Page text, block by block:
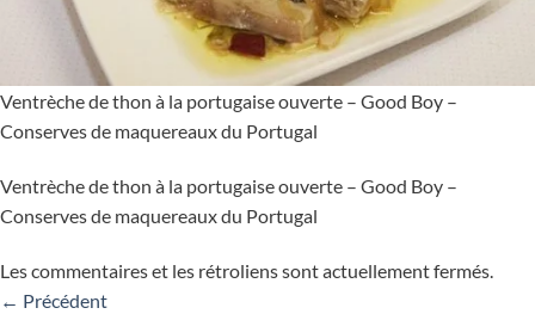
Ventrèche de thon à la portugaise ouverte – Good Boy –
Conserves de maquereaux du Portugal
Ventrèche de thon à la portugaise ouverte – Good Boy –
Conserves de maquereaux du Portugal
Les commentaires et les rétroliens sont actuellement fermés.
← Précédent